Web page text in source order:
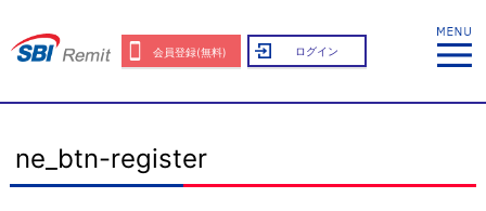
会員登録(無料) ログイン
ne_btn-register